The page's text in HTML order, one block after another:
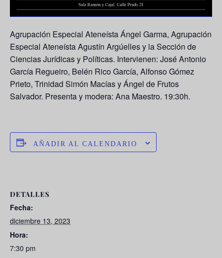
Agrupación Especial Ateneísta Ángel Garma, Agrupación
Especial Ateneísta Agustín Argúelles y la Sección de
Ciencias Jurídicas y Políticas. Intervienen: José Antonio
García Regueiro, Belén Rico García, Alfonso Gómez
Prieto, Trinidad Simón Macías y Ángel de Frutos
Salvador. Presenta y modera: Ana Maestro. 19:30h.
AÑADIR AL CALENDARIO
DETALLES
Fecha:
diciembre 13, 2023
Hora:
7:30 pm